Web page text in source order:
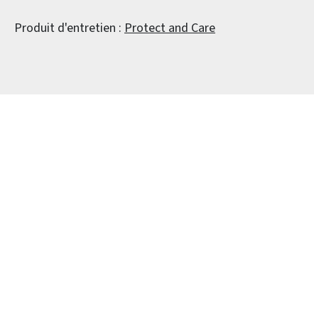
Produit d'entretien : Protect and Care